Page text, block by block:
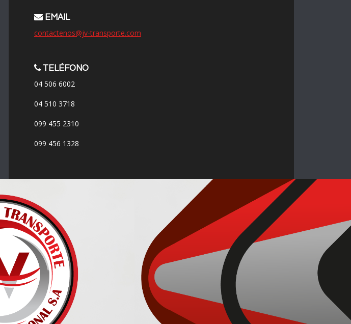
EMAIL
contactenos@jv-transporte.com
TELÉFONO
04 506 6002
04 510 3718
099 455 2310
099 456 1328